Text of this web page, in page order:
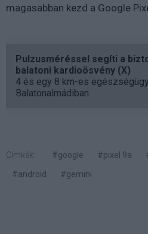
magasabban kezd a Google
Pulzusméréssel segíti a
balatoni kardioösvény (X)
4 és egy 8 km-es
Balatonalmádiban.
Címkék: #google #pixel 9a
#android
#gemini